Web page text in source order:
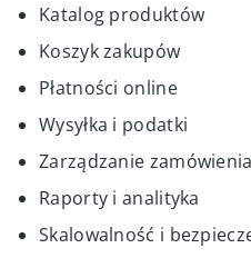
Katalog produktów
Koszyk zakupów
Płatności online
Wysyłka i podatki
Zarządzanie
Raporty i analityka
Skalowalność i